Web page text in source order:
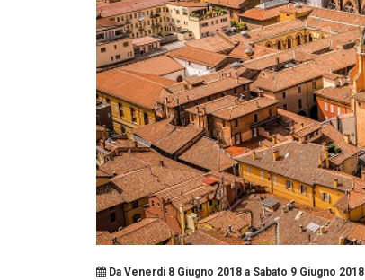
Da Venerdi 8 Giugno 2018 a Sabato 9 Giugno 2018